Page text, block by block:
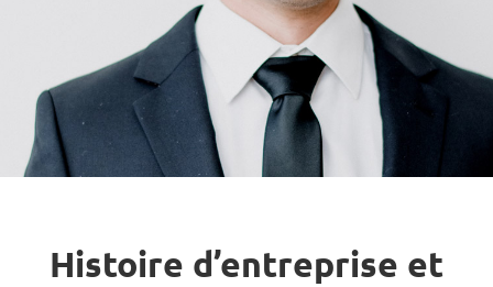
Histoire d’entreprise et